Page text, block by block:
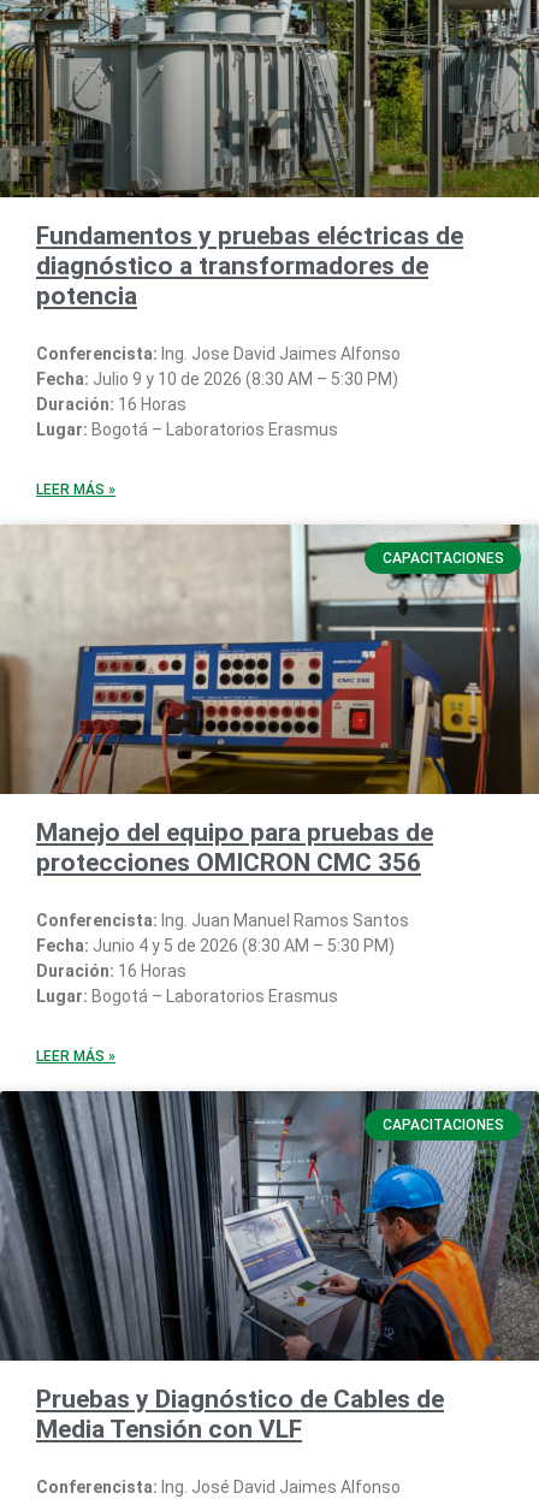
Fundamentos y pruebas eléctricas de
diagnóstico a transformadores de
potencia
Conferencista: Ing. Jose David Jaimes Alfonso
Fecha: Julio 9 y 10 de 2026 (8:30 AM – 5:30 PM)
Duración: 16 Horas
Lugar: Bogotá – Laboratorios Erasmus
LEER MÁS »
CAPACITACIONES
Manejo del equipo para pruebas de
protecciones OMICRON CMC 356
Conferencista: Ing. Juan Manuel Ramos Santos
Fecha: Junio 4 y 5 de 2026 (8:30 AM – 5:30 PM)
Duración: 16 Horas
Lugar: Bogotá – Laboratorios Erasmus
LEER MÁS »
CAPACITACIONES
Pruebas y Diagnóstico de Cables de
Media Tensión con VLF
Conferencista: Ing. José David Jaimes Alfonso